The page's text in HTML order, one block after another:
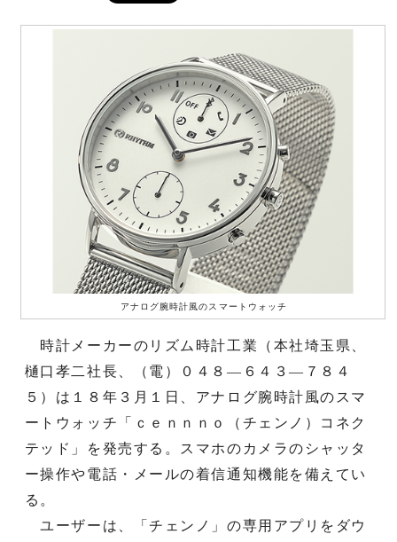
アナログ腕時計風のスマートウォッチ
時計メーカーのリズム時計工業（本社埼玉県、
樋口孝二社長、（電）０４８―６４３―７８４
５）は１８年３月１日、アナログ腕時計風のスマ
ートウォッチ「ｃｅｎｎｎｏ（チェンノ）コネク
テッド」を発売する。スマホのカメラのシャッタ
ー操作や電話・メールの着信通知機能を備えてい
る。
ユーザーは、「チェンノ」の専用アプリをダウ